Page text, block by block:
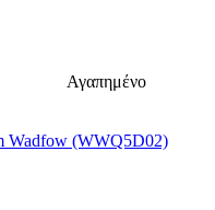
Αγαπημένο